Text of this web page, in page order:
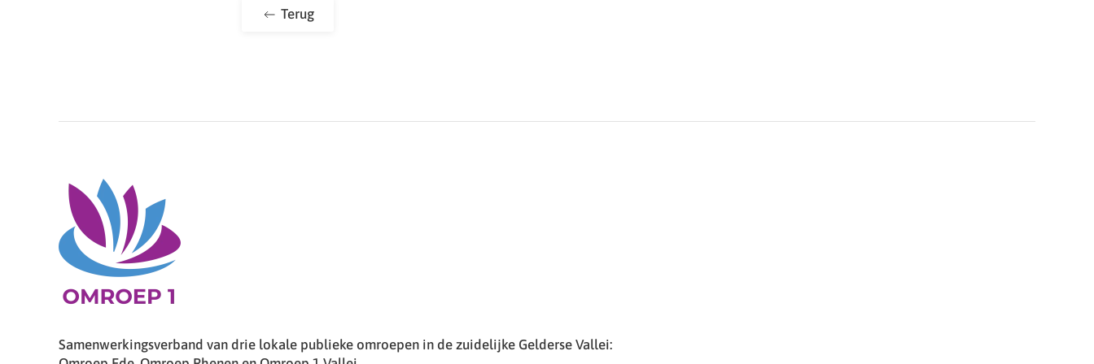
Terug
Samenwerkingsverband van drie lokale publieke omroepen in de zuidelijke Gelderse Vallei: